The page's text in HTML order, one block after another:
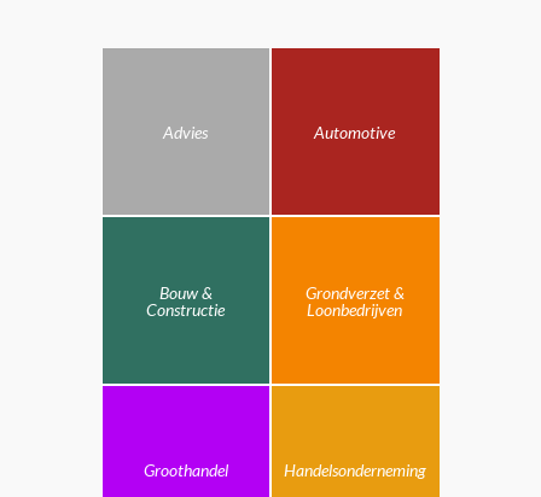
Advies Automotive
Bouw &
Constructie
Grondverzet &
Loonbedrijven
Groothandel Handelsonderneming